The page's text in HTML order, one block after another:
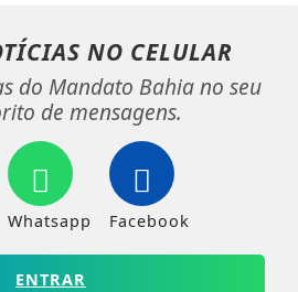
NO CELULAR
do Mandato Bahia no seu
de mensagens.
Whatsapp Facebook
ENTRAR